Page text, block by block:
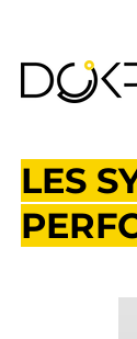
LES